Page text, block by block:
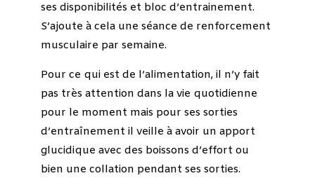
ses disponibilités et bloc d’entrainement.
S’ajoute à cela une séance de renforcement
musculaire par semaine.
Pour ce qui est de l’alimentation, il n’y fait
pas très attention dans la vie quotidienne
pour le moment mais pour ses sorties
d’entraînement il veille à avoir un apport
glucidique avec des boissons d’effort ou
bien une collation pendant ses sorties.